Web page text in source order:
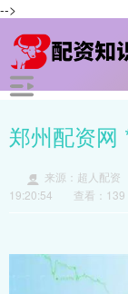
-->
郑州配资网
来源：超人配资
19:20:54
查看：139